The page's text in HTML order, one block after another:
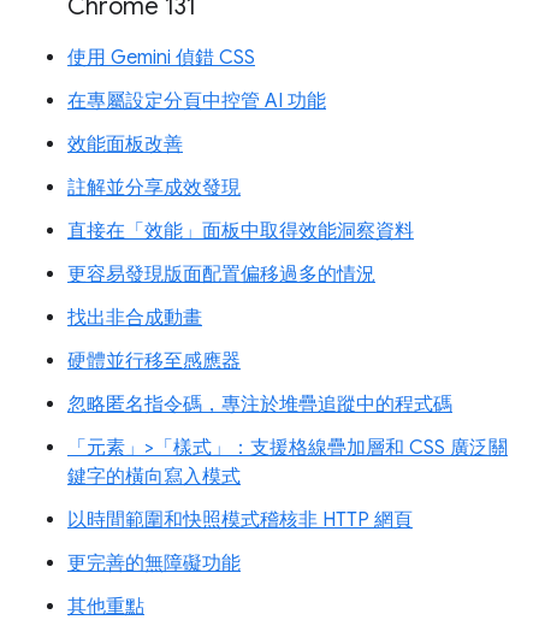
Chrome 131
使用 Gemini 偵錯 CSS
在專屬設定分頁中控管 AI 功能
效能面板改善
註解並分享成效發現
直接在「效能」面板中取得效能洞察資料
更容易發現版面配置偏移過多的情況
找出非合成動畫
硬體並行移至感應器
忽略匿名指令碼，專注於堆疊追蹤中的程式碼
「元素」>「樣式」：支援格線疊加層和 CSS 廣泛關
鍵字的橫向寫入模式
以時間範圍和快照模式稽核非 HTTP 網頁
更完善的無障礙功能
其他重點